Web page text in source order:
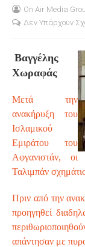
On Air Media
Δεν Υπάρχουν
Βαγγέλης
Χωραφάς
Μετά την
ανακήρυξη του
Ισλαμικού
Εμιράτου του
Αφγανιστάν, οι
Ταλιμπάν
Πριν από την
προηγηθεί
απάντησαν με